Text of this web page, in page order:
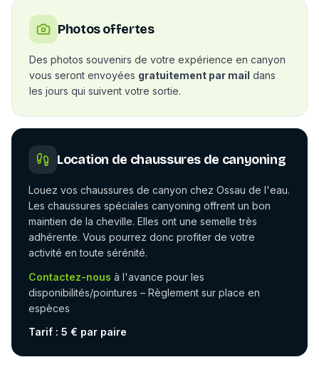
Photos offertes
Des photos souvenirs de votre expérience en canyon
vous seront envoyées gratuitement par mail dans
les jours qui suivent votre sortie.
Location de chaussures de canyoning
Louez vos chaussures de canyon chez Ossau de l'eau.
Les chaussures spéciales canyoning offrent un bon
maintien de la cheville. Elles ont une semelle très
adhérente. Vous pourrez donc profiter de votre
activité en toute sérénité.
Contactez-nous à l'avance pour les
disponibilités/pointures – Règlement sur place en
espèces
Tarif : 5 € par paire